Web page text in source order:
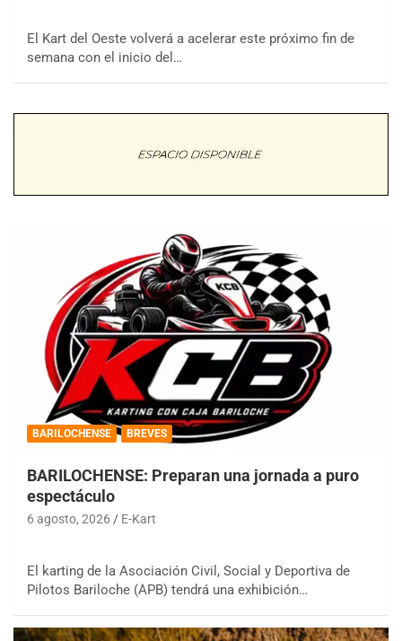
El Kart del Oeste volverá a acelerar este próximo fin de
semana con el inicio del…
BARILOCHENSE BREVES
BARILOCHENSE: Preparan una jornada a puro
espectáculo
6 agosto, 2026 E-Kart
El karting de la Asociación Civil, Social y Deportiva de
Pilotos Bariloche (APB) tendrá una exhibición…